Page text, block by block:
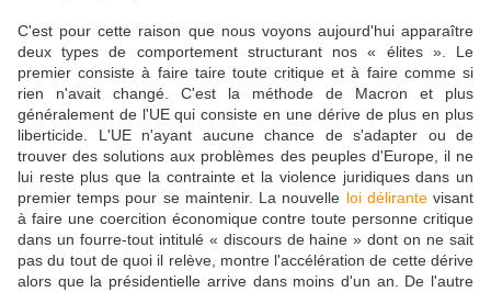
C'est pour cette raison que nous voyons aujourd'hui apparaître
deux types de comportement structurant nos « élites ». Le
premier consiste à faire taire toute critique et à faire comme si
rien n'avait changé. C'est la méthode de Macron et plus
généralement de l'UE qui consiste en une dérive de plus en plus
liberticide. L'UE n'ayant aucune chance de s'adapter ou de
trouver des solutions aux problèmes des peuples d'Europe, il ne
lui reste plus que la contrainte et la violence juridiques dans un
premier temps pour se maintenir. La nouvelle loi délirantevisant
à faire une coercition économique contre toute personne critique
dans un fourre-tout intitulé « discours de haine » dont on ne sait
pas du tout de quoi il relève, montre l'accélération de cette dérive
alors que la présidentielle arrive dans moins d'un an. De l'autre